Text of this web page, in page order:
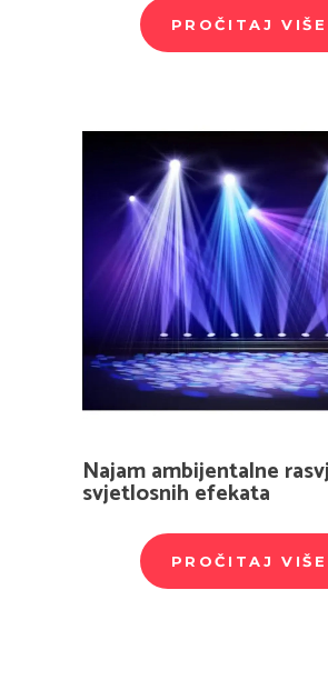
PROČITAJ VIŠE
Najam ambijentalne
svjetlosnih efekata
PROČITAJ VIŠE